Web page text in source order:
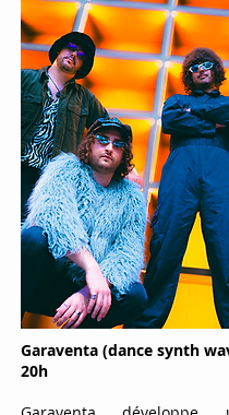
Garaventa (dance synth
20h